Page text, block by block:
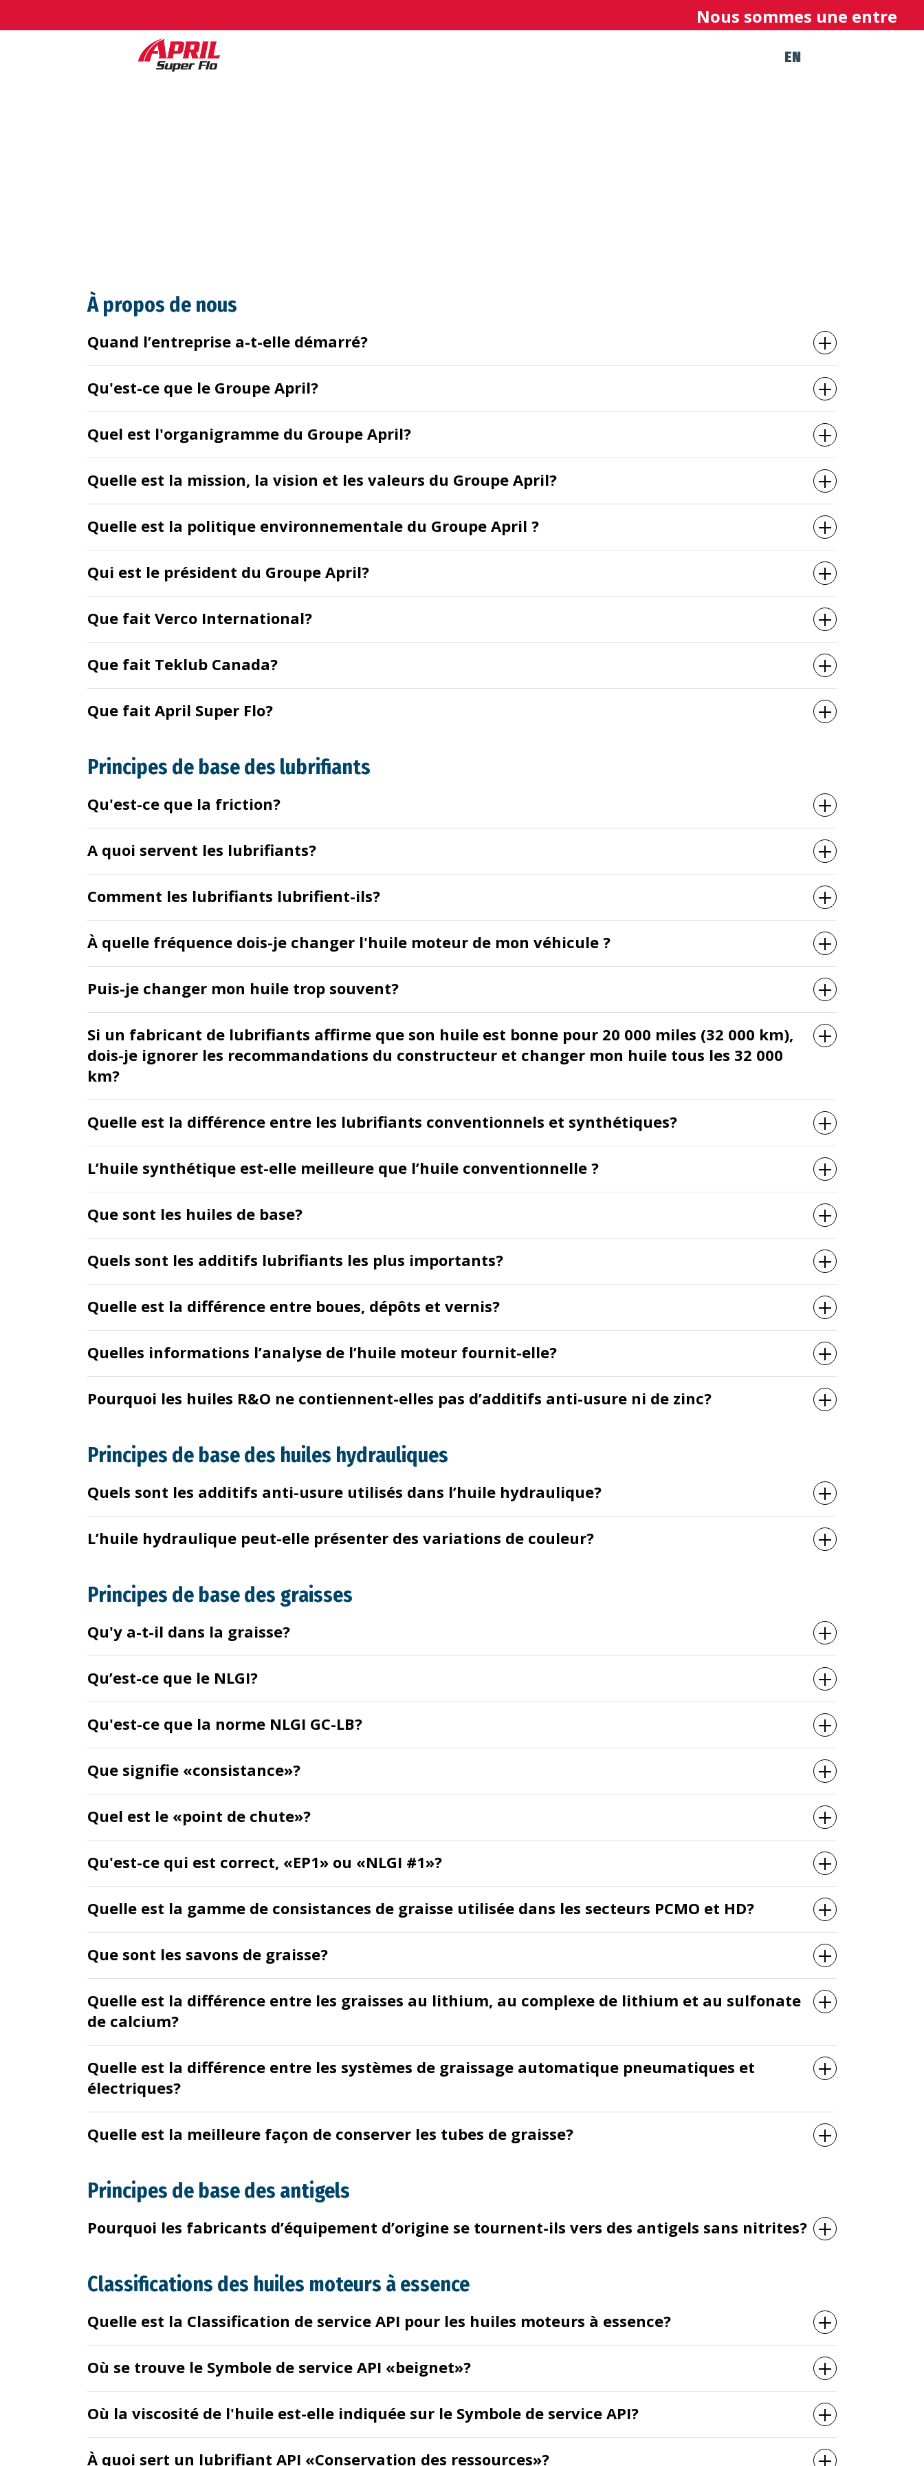
Nous sommes une entreprise
EN
À propos de nous
Quand l’entreprise a-t-elle démarré?
Qu'est-ce que le Groupe April?
Quel est l'organigramme du Groupe April?
Quelle est la mission, la vision et les valeurs du Groupe April?
Quelle est la politique environnementale du Groupe April ?
Qui est le président du Groupe April?
Que fait Verco International?
Que fait Teklub Canada?
Que fait April Super Flo?
Principes de base des lubrifiants
Qu'est-ce que la friction?
A quoi servent les lubrifiants?
Comment les lubrifiants lubrifient-ils?
À quelle fréquence dois-je changer l'huile moteur de mon véhicule ?
Puis-je changer mon huile trop souvent?
Si un fabricant de lubrifiants affirme que son huile est bonne pour 20 000 miles (32 000 km),
dois-je ignorer les recommandations du constructeur et changer mon huile tous les 32 000
km?
Quelle est la différence entre les lubrifiants conventionnels et synthétiques?
L’huile synthétique est-elle meilleure que l’huile conventionnelle ?
Que sont les huiles de base?
Quels sont les additifs lubrifiants les plus importants?
Quelle est la différence entre boues, dépôts et vernis?
Quelles informations l’analyse de l’huile moteur fournit-elle?
Pourquoi les huiles R&O ne contiennent-elles pas d’additifs anti-usure ni de zinc?
Principes de base des huiles hydrauliques
Quels sont les additifs anti-usure utilisés dans l’huile hydraulique?
L’huile hydraulique peut-elle présenter des variations de couleur?
Principes de base des graisses
Qu'y a-t-il dans la graisse?
Qu’est-ce que le NLGI?
Qu'est-ce que la norme NLGI GC-LB?
Que signifie «consistance»?
Quel est le «point de chute»?
Qu'est-ce qui est correct, «EP1» ou «NLGI #1»?
Quelle est la gamme de consistances de graisse utilisée dans les secteurs PCMO et HD?
Que sont les savons de graisse?
Quelle est la différence entre les graisses au lithium, au complexe de lithium et au sulfonate
de calcium?
Quelle est la différence entre les systèmes de graissage automatique pneumatiques et
électriques?
Quelle est la meilleure façon de conserver les tubes de graisse?
Principes de base des antigels
Pourquoi les fabricants d’équipement d’origine se tournent-ils vers des antigels sans nitrites?
Classifications des huiles moteurs à essence
Quelle est la Classification de service API pour les huiles moteurs à essence?
Où se trouve le Symbole de service API «beignet»?
Où la viscosité de l'huile est-elle indiquée sur le Symbole de service API?
À quoi sert un lubrifiant API «Conservation des ressources»?